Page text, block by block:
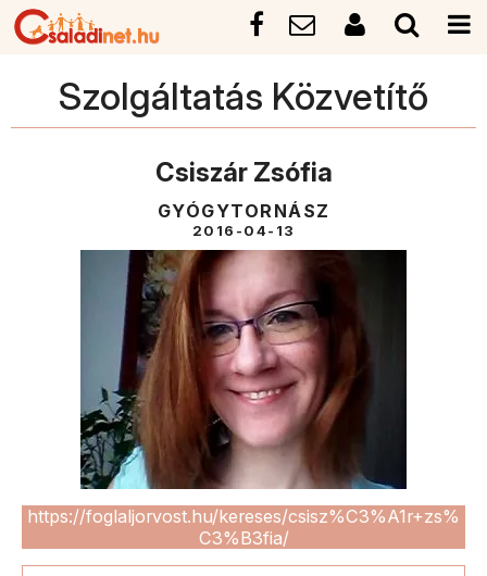
Szolgáltatás Közvetítő
Csiszár Zsófia
GYÓGYTORNÁSZ
2016-04-13
https://foglaljorvost.hu/kereses/csisz%C3%A1r+zs%
C3%B3fia/